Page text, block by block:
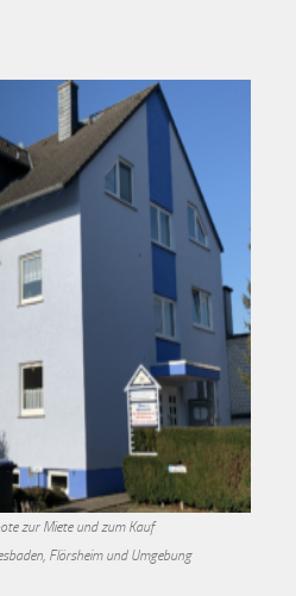
zur Miete und zum Kauf
Flörsheim und Umgebung